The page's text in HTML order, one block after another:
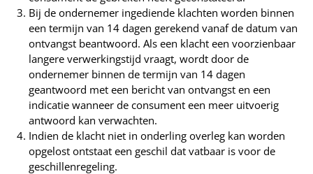
Bij de ondernemer ingediende klachten worden binnen
een termijn van 14 dagen gerekend vanaf de datum van
ontvangst beantwoord. Als een klacht een voorzienbaar
langere verwerkingstijd vraagt, wordt door de
ondernemer binnen de termijn van 14 dagen
geantwoord met een bericht van ontvangst en een
indicatie wanneer de consument een meer uitvoerig
antwoord kan verwachten.
Indien de klacht niet in onderling overleg kan worden
opgelost ontstaat een geschil dat vatbaar is voor de
geschillenregeling.